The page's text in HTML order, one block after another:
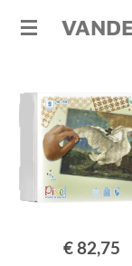
Ga
de
hoofdinhoud
€ 82,75